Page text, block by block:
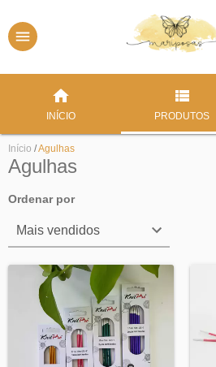
INÍCIO PRODUTOS
Início /Agulhas
Agulhas
Ordenar por